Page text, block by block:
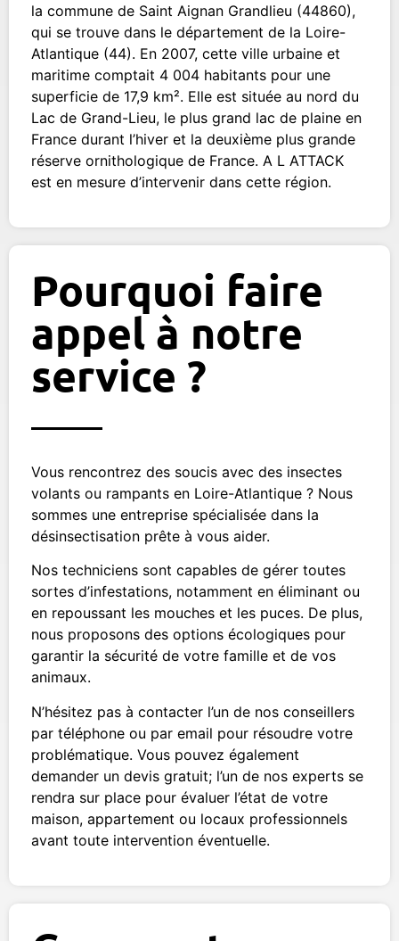
la commune de Saint Aignan Grandlieu (44860),
qui se trouve dans le département de la Loire-
Atlantique (44). En 2007, cette ville urbaine et
maritime comptait 4 004 habitants pour une
superficie de 17,9 km². Elle est située au nord du
Lac de Grand-Lieu, le plus grand lac de plaine en
France durant l’hiver et la deuxième plus grande
réserve ornithologique de France. A L ATTACK
est en mesure d’intervenir dans cette région.
Pourquoi faire
appel à notre
service ?
Vous rencontrez des soucis avec des insectes
volants ou rampants en Loire-Atlantique ? Nous
sommes une entreprise spécialisée dans la
désinsectisation prête à vous aider.
Nos techniciens sont capables de gérer toutes
sortes d’infestations, notamment en éliminant ou
en repoussant les mouches et les puces. De plus,
nous proposons des options écologiques pour
garantir la sécurité de votre famille et de vos
animaux.
N’hésitez pas à contacter l’un de nos conseillers
par téléphone ou par email pour résoudre votre
problématique. Vous pouvez également
demander un devis gratuit; l’un de nos experts se
rendra sur place pour évaluer l’état de votre
maison, appartement ou locaux professionnels
avant toute intervention éventuelle.